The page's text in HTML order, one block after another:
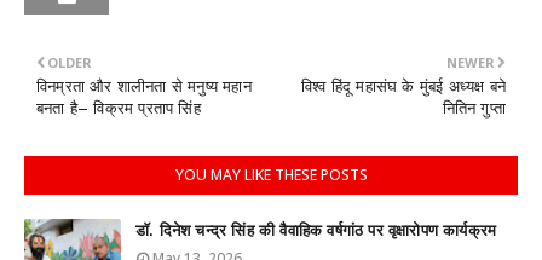
NEWER
विश्व हिंदू महासंघ के मुंबई अध्यक्ष बने
नितिन गुप्ता
OLDER
विनम्रता और शालीनता से मनुष्य महान
बनता है– विक्रम प्रताप सिंह
YOU MAY LIKE THESE POSTS
डाॅ. दिनेश चन्द्र सिंह की वैवाहिक वर्षगांठ पर वृक्षारोपण कार्यक्रम